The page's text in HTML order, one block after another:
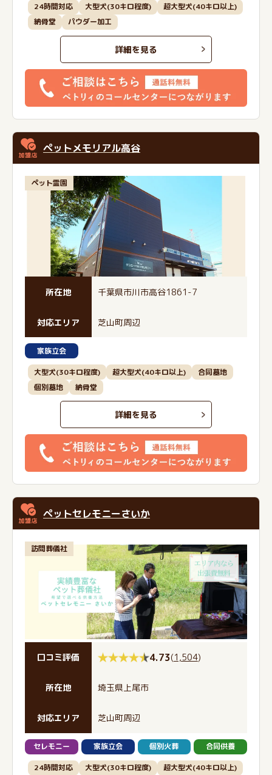
24時間対応 大型犬(30キロ程度)
超大型犬(40キロ以上)
納骨堂
パウダー加工
詳細を見る
ペットメモリアル高谷
ペット霊園
所在地 千葉県市川市高谷1861-7
対応エリア 芝山町周辺
家族立会
大型犬(30キロ程度) 超大型犬(40キロ以上)
合同墓地
個別墓地
納骨堂
詳細を見る
ペットセレモニーさいか
訪問葬儀社
口コミ評価 4.73(1,504)
所在地 埼玉県上尾市
対応エリア 芝山町周辺
セレモニー 家族立会 個別火葬 合同供養
24時間対応 大型犬(30キロ程度) 超大型犬(40キロ以上)